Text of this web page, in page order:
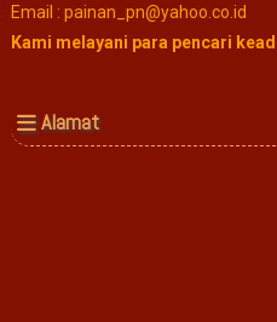
Email : painan_pn@yahoo.co.id
Kami melayani para pencari
Alamat